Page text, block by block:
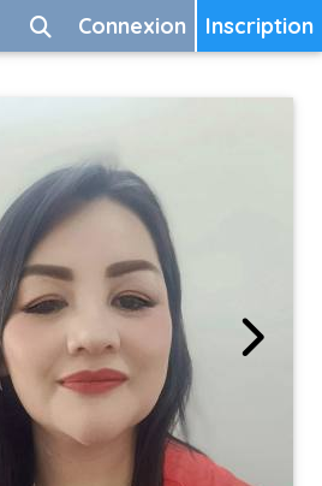
Inscription
Connexion